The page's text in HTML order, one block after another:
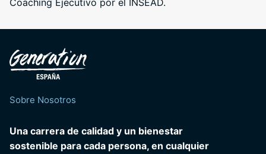
Coaching Ejecutivo por el INSEAD.
Sobre Nosotros
Una carrera de calidad y un bienestar
sostenible para cada persona, en cualquier